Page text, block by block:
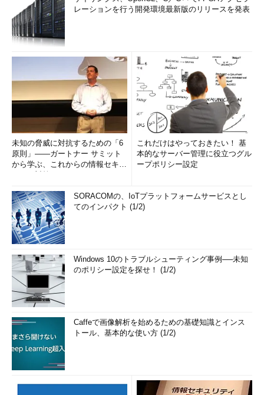
レーションを行う開発環境最新版のリリースを発表
未知の脅威に対抗するための「6
原則」――ガートナー サミット
から学ぶ、これからの情報セキュ
これだけはやっておきたい！ 基
本的なサーバー管理に役立つグル
ープポリシー設定
SORACOMの、IoTプラットフォームサービスとし
てのインパクト (1/2)
Windows 10のトラブルシューティング事例──未知
のポリシー設定を探せ！ (1/2)
Caffeで画像解析を始めるための基礎知識とインス
トール、基本的な使い方 (1/2)